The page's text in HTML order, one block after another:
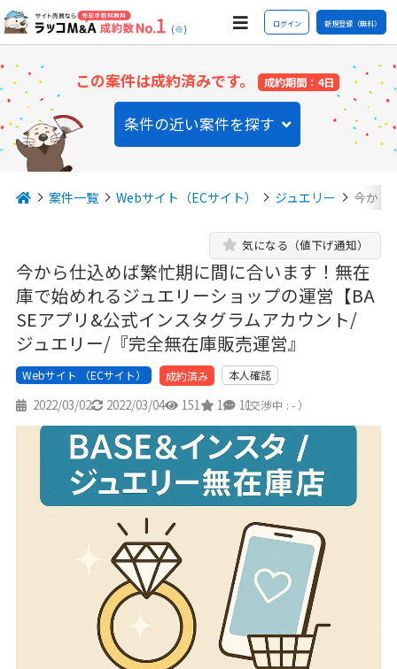
(※) ログイン 新規登録（無料）
この案件は成約済みです。 成約期間：4日
条件の近い案件を探す
案件一覧 Webサイト（ECサイト） ジュエリー 今から
今から仕込めば繁忙期に間に合います！無在
庫で始めれるジュエリーショップの運営【BA
SEアプリ&公式インスタグラムアカウント/
ジュエリー/『完全無在庫販売運営』
気になる（値下げ通知）
Webサイト （ECサイト） 成約済み 本人確認
2022/03/02 2022/03/04 151 1 11
（交渉中 : - ）